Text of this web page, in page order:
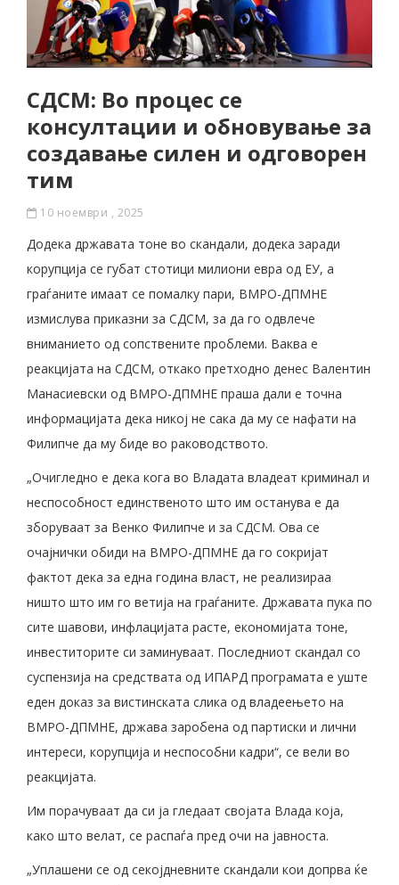
СДСМ: Во процес се
консултации и обновување за
создавање силен и одговорен
тим
10 ноември , 2025
Додека државата тоне во скандали, додека заради
корупција се губат стотици милиони евра од ЕУ, а
граѓаните имаат се помалку пари, ВМРО-ДПМНЕ
измислува приказни за СДСМ, за да го одвлече
вниманието од сопствените проблеми. Ваква е
реакцијата на СДСМ, откако претходно денес Валентин
Манасиевски од ВМРО-ДПМНЕ праша дали е точна
информацијата дека никој не сака да му се нафати на
Филипче да му биде во раководството.
„Очигледно е дека кога во Владата владеат криминал и
неспособност единственото што им останува е да
зборуваат за Венко Филипче и за СДСМ. Ова се
очајнички обиди на ВМРО-ДПМНЕ да го сокријат
фактот дека за една година власт, не реализираа
ништо што им го ветија на граѓаните. Државата пука по
сите шавови, инфлацијата расте, економијата тоне,
инвеститорите си заминуваат. Последниот скандал со
суспензија на средствата од ИПАРД програмата е уште
еден доказ за вистинската слика од владеењето на
ВМРО-ДПМНЕ, држава заробена од партиски и лични
интереси, корупција и неспособни кадри“, се вели во
реакцијата.
Им порачуваат да си ја гледаат својата Влада која,
како што велат, се распаѓа пред очи на јавноста.
„Уплашени се од секојдневните скандали кои допрва ќе